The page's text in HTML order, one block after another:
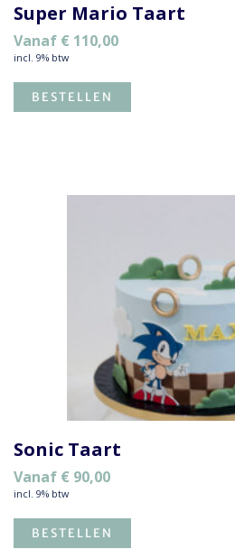
Super Mario Taart
Vanaf € 110,00
incl. 9% btw
BESTELLEN
Sonic Taart
Vanaf € 90,00
incl. 9% btw
BESTELLEN